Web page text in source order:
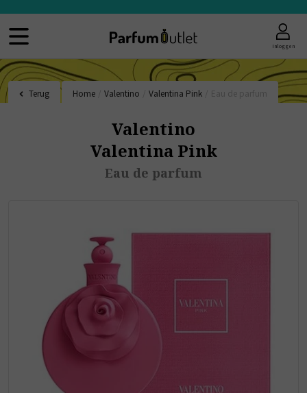
Inloggen
Terug Home Valentino Valentina Pink
Valentino
Valentina Pink
Eau de parfum